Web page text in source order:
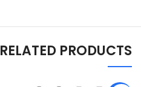
RELATED PRODUCTS